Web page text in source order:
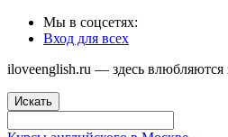
Мы в соцсетях:
Вход для всех
iloveenglish.ru — здесь влюбляются
Искать